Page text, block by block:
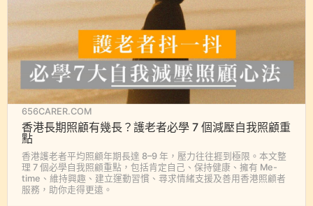
656CARER.COM
香港長期照顧有幾長？護老者必學 7 個減壓自我照顧重
點
香港護老者平均照顧年期長達 8–9 年，壓力往往捱到極限。本文整
理 7 個必學自我照顧重點，包括肯定自己、保持健康、擁有 Me-
time、維持興趣、建立運動習慣、尋求情緒支援及善用香港照顧者
服務，助你走得更遠。